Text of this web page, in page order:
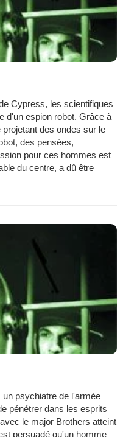
Cypress, les scientifiques
d'un espion robot. Grâce à
des ondes sur le
des pensées,
pour ces hommes est
du centre, a dû être
un psychiatre de l'armée
pénétrer dans les esprits
le major Brothers atteint
persuadé qu'un homme